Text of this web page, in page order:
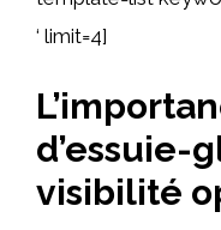
‘ limit=4]
d’essuie-
visibilité